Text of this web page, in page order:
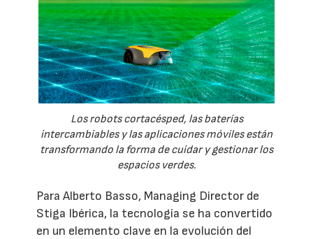
Los robots cortacésped, las baterías
intercambiables y las aplicaciones móviles están
transformando la forma de cuidar y gestionar los
espacios verdes.
Para Alberto Basso, Managing Director de
Stiga Ibérica, la tecnología se ha convertido
en un elemento clave en la evolución del